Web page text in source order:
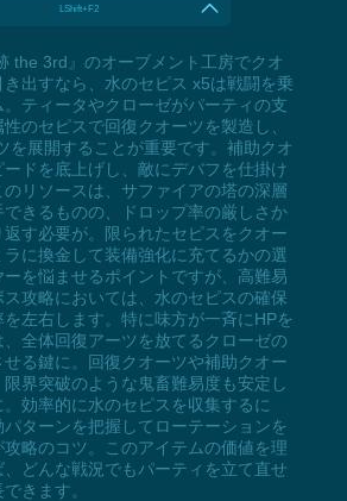
LShift+F2
the 3rd』のオーブメント工房でクオ
出すなら、水のセピス x5は戦闘を乗
。ティータやクローゼがパーティの支
のセピスで回復クオーツを製造し、
を展開することが重要です。補助クオ
ドを底上げし、敵にデバフを仕掛け
リソースは、サファイアの塔の深層
きるものの、ドロップ率の厳しさか
す必要が。限られたセピスをクオー
に換金して装備強化に充てるかの選
を悩ませるポイントですが、高難易
攻略においては、水のセピスの確保
左右します。特に味方が一斉にHPを
全体回復アーツを放てるクローゼの
る鍵に。回復クオーツや補助クオー
界突破のような鬼畜難易度も安定し
効率的に水のセピスを収集するに
ターンを把握してローテーションを
略のコツ。このアイテムの価値を理
どんな戦況でもパーティを立て直せ
きます。